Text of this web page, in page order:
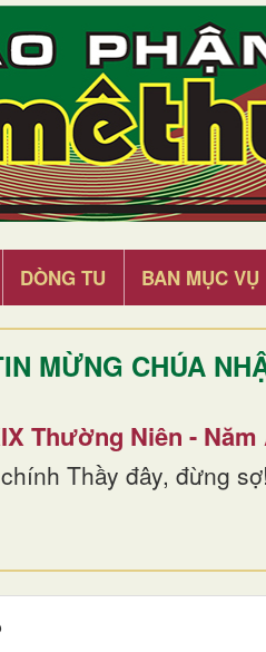
DÒNG TU BAN MỤC VỤ
MỪNG CHÚA
Thường Niên - Năm
Thầy đây, đừng